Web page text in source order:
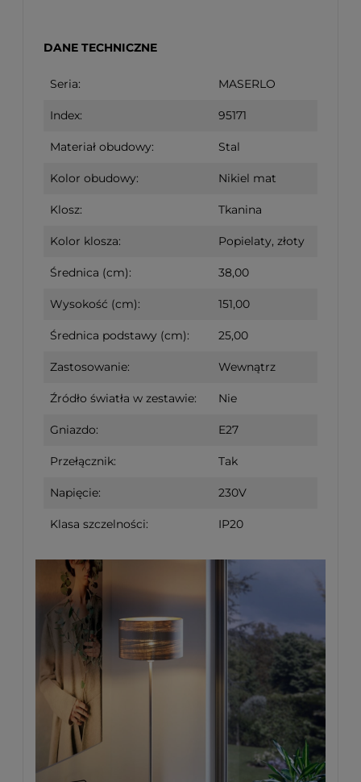
DANE TECHNICZNE
Seria: MASERLO
Index: 95171
Materiał obudowy: Stal
Kolor obudowy: Nikiel mat
Klosz: Tkanina
Kolor klosza: Popielaty, złoty
Średnica (cm): 38,00
Wysokość (cm): 151,00
Średnica podstawy (cm): 25,00
Zastosowanie: Wewnątrz
Źródło światła w zestawie: Nie
Gniazdo: E27
Przełącznik: Tak
Napięcie: 230V
Klasa szczelności: IP20